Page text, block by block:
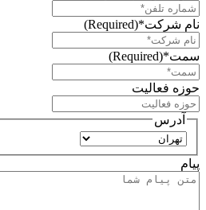
نام شرکت*(Required)
سمت*(Required)
حوزه فعالیت
آدرس
استان
پیام